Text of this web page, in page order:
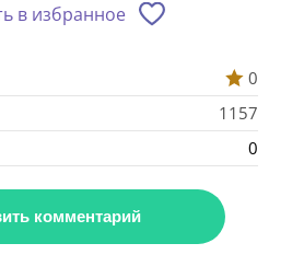
в избранное
0
1157
0
комментарий